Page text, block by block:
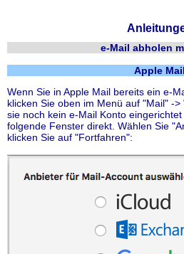
e-Mail abholen
Apple Mail
Wenn Sie in Apple Mail bereits ein e-
klicken Sie oben im Menü auf "Mail" -
sie noch kein e-Mail Konto
folgende Fenster direkt. Wählen Sie
klicken Sie auf "Fortfahren":